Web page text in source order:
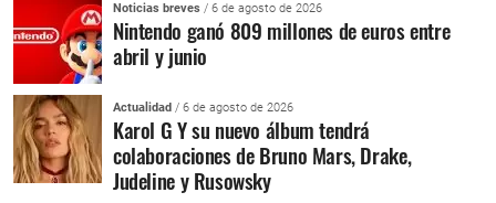
Noticias breves / 6 de agosto de 2026
Nintendo ganó 809 millones de euros entre
abril y junio
Actualidad / 6 de agosto de 2026
Karol G Y su nuevo álbum tendrá
colaboraciones de Bruno Mars, Drake,
Judeline y Rusowsky